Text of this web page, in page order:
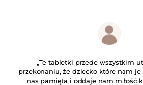
„Te tabletki przede wszystkim
przekonaniu, że dziecko które nam je
nas pamięta i oddaje nam miłość